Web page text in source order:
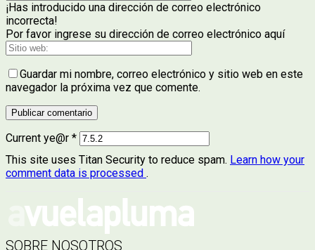
¡Has introducido una dirección de correo electrónico
incorrecta!
Por favor ingrese su dirección de correo electrónico aquí
Guardar mi nombre, correo electrónico y sitio web en este
navegador la próxima vez que comente.
Current ye@r *
This site uses Titan Security to reduce spam. Learn how your
comment data is processed .
SOBRE NOSOTROS